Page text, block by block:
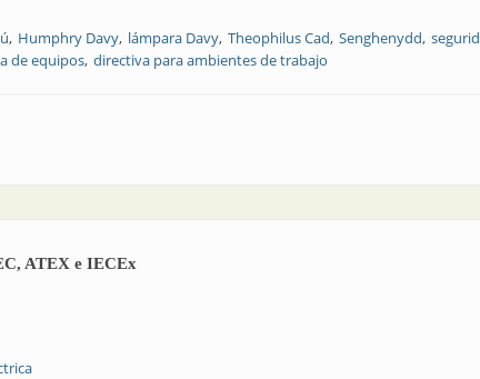
Humphry Davy lámpara Davy Theophilus Cad Senghenydd
de equipos directiva para ambientes de trabajo
NEC, ATEX e IECEx. Parte 2
ATEX e IECEx